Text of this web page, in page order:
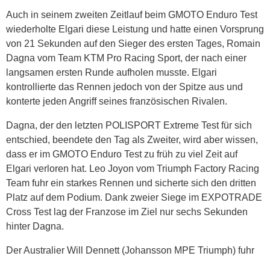
Auch in seinem zweiten Zeitlauf beim GMOTO Enduro Test
wiederholte Elgari diese Leistung und hatte einen Vorsprung
von 21 Sekunden auf den Sieger des ersten Tages, Romain
Dagna vom Team KTM Pro Racing Sport, der nach einer
langsamen ersten Runde aufholen musste. Elgari
kontrollierte das Rennen jedoch von der Spitze aus und
konterte jeden Angriff seines französischen Rivalen.
Dagna, der den letzten POLISPORT Extreme Test für sich
entschied, beendete den Tag als Zweiter, wird aber wissen,
dass er im GMOTO Enduro Test zu früh zu viel Zeit auf
Elgari verloren hat. Leo Joyon vom Triumph Factory Racing
Team fuhr ein starkes Rennen und sicherte sich den dritten
Platz auf dem Podium. Dank zweier Siege im EXPOTRADE
Cross Test lag der Franzose im Ziel nur sechs Sekunden
hinter Dagna.
Der Australier Will Dennett (Johansson MPE Triumph) fuhr